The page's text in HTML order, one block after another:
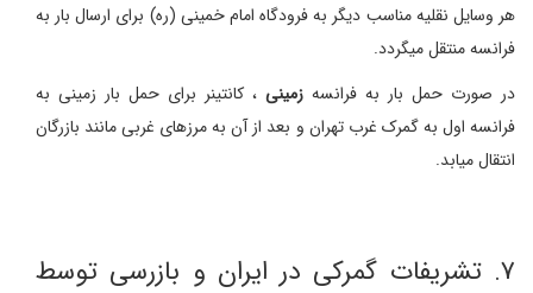
هر وسایل نقلیه مناسب دیگر به فرودگاه امام خمینی (ره) برای ارسال بار به
فرانسه منتقل میگردد.
در صورت حمل بار به فرانسه زمینی ، کانتینر برای حمل بار زمینی به
فرانسه اول به گمرک غرب تهران و بعد از آن به مرزهای غربی مانند بازرگان
انتقال میابد.
۷. تشریفات گمرکی در ایران و بازرسی توسط